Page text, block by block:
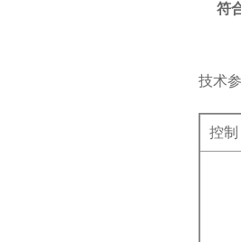
符
技术
控制